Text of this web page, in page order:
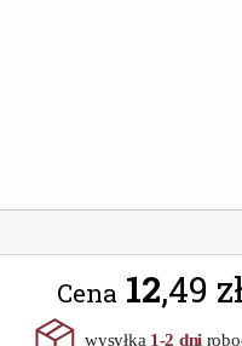
Cena 12,49